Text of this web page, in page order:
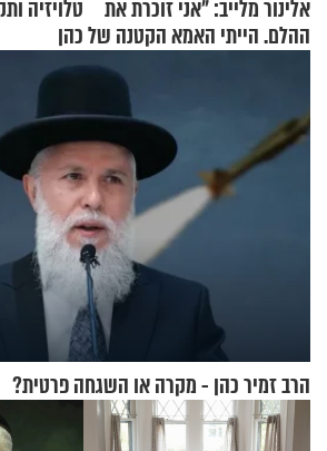
אלינור מלייב: "אני זוכרת את
ההלם. הייתי האמא הקטנה של
טלויזיה
כהן
הרב זמיר כהן - מקרה או השגחה פרטית?